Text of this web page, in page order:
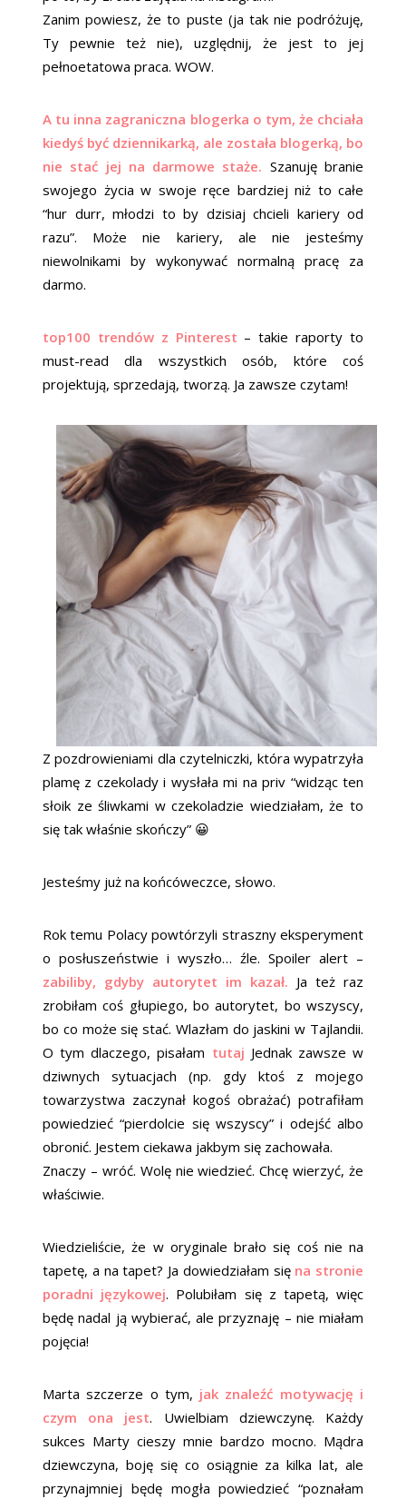
Zanim powiesz, że to puste (ja tak nie podróżuję,
Ty pewnie też nie), uzględnij, że jest to jej
pełnoetatowa praca. WOW.
A tu inna zagraniczna blogerka o tym, że chciała
kiedyś być dziennikarką, ale została blogerką, bo
nie stać jej na darmowe staże. Szanuję branie
swojego życia w swoje ręce bardziej niż to całe
“hur durr, młodzi to by dzisiaj chcieli kariery od
razu”. Może nie kariery, ale nie jesteśmy
niewolnikami by wykonywać normalną pracę za
darmo.
top100 trendów z Pinterest – takie raporty to
must-read dla wszystkich osób, które coś
projektują, sprzedają, tworzą. Ja zawsze czytam!
Z pozdrowieniami dla czytelniczki, która wypatrzyła
plamę z czekolady i wysłała mi na priv “widząc ten
słoik ze śliwkami w czekoladzie wiedziałam, że to
się tak właśnie skończy” 😀
Jesteśmy już na końcóweczce, słowo.
Rok temu Polacy powtórzyli straszny eksperyment
o posłuszeństwie i wyszło… źle. Spoiler alert –
zabiliby, gdyby autorytet im kazał. Ja też raz
zrobiłam coś głupiego, bo autorytet, bo wszyscy,
bo co może się stać. Wlazłam do jaskini w Tajlandii.
O tym dlaczego, pisałam tutaj Jednak zawsze w
dziwnych sytuacjach (np. gdy ktoś z mojego
towarzystwa zaczynał kogoś obrażać) potrafiłam
powiedzieć “pierdolcie się wszyscy” i odejść albo
obronić. Jestem ciekawa jakbym się zachowała.
Znaczy – wróć. Wolę nie wiedzieć. Chcę wierzyć, że
właściwie.
Wiedzieliście, że w oryginale brało się coś nie na
tapetę, a na tapet? Ja dowiedziałam się na stronie
poradni językowej. Polubiłam się z tapetą, więc
będę nadal ją wybierać, ale przyznaję – nie miałam
pojęcia!
Marta szczerze o tym, jak znaleźć motywację i
czym ona jest. Uwielbiam dziewczynę. Każdy
sukces Marty cieszy mnie bardzo mocno. Mądra
dziewczyna, boję się co osiągnie za kilka lat, ale
przynajmniej będę mogła powiedzieć “poznałam